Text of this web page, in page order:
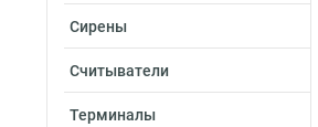
Сирены
Считыватели
Терминалы